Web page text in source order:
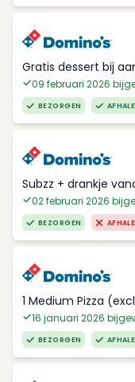
Gratis dessert bij
09 februari 2026
BEZORGEN
Subzz + drankje
02 februari 2026
BEZORGEN
1 Medium Pizza
16 januari 2026
BEZORGEN